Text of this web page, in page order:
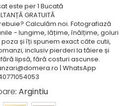
este per 1 Bucată
GRATUITĂ
Calculăm noi. Fotografiază
- lungime, lățime, înălțime, goluri
și îți spunem exact câte cutii,
inclusiv pierderi la tăiere și
lipsă, fără costuri ascunse.
| WhatsApp
: Argintiu